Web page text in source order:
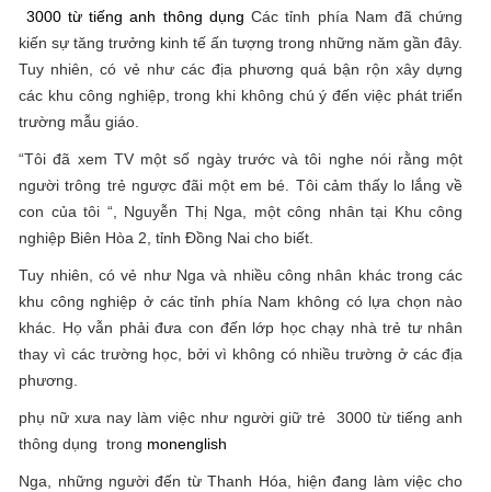
3000 từ tiếng anh thông dụng Các tỉnh phía Nam đã chứng
kiến ​​sự tăng trưởng kinh tế ấn tượng trong những năm gần đây.
Tuy nhiên, có vẻ như các địa phương quá bận rộn xây dựng
các khu công nghiệp, trong khi không chú ý đến việc phát triển
trường mẫu giáo.
“Tôi đã xem TV một số ngày trước và tôi nghe nói rằng một
người trông trẻ ngược đãi một em bé. Tôi cảm thấy lo lắng về
con của tôi “, Nguyễn Thị Nga, một công nhân tại Khu công
nghiệp Biên Hòa 2, tỉnh Đồng Nai cho biết.
Tuy nhiên, có vẻ như Nga và nhiều công nhân khác trong các
khu công nghiệp ở các tỉnh phía Nam không có lựa chọn nào
khác. Họ vẫn phải đưa con đến lớp học chạy nhà trẻ tư nhân
thay vì các trường học, bởi vì không có nhiều trường ở các địa
phương.
phụ nữ xưa nay làm việc như người giữ trẻ 3000 từ tiếng anh
thông dụng trong monenglish
Nga, những người đến từ Thanh Hóa, hiện đang làm việc cho